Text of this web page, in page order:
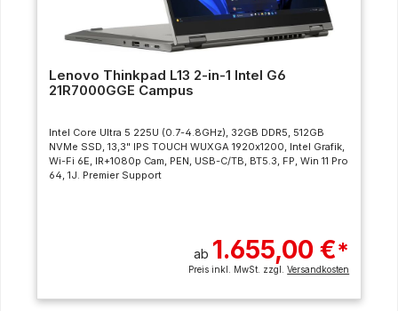
Lenovo Thinkpad L13 2-in-1 Intel G6
21R7000GGE Campus
Intel Core Ultra 5 225U (0.7-4.8GHz), 32GB DDR5, 512GB
NVMe SSD, 13,3" IPS TOUCH WUXGA 1920x1200, Intel Grafik,
Wi-Fi 6E, IR+1080p Cam, PEN, USB-C/TB, BT5.3, FP, Win 11 Pro
64, 1J. Premier Support
ab 1.655,00 €*
Preis inkl. MwSt. zzgl.Versandkosten